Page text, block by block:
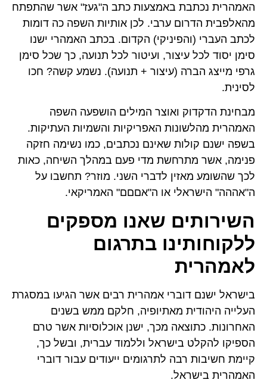
האמהרית נכתבת באמצעות כתב ה"געז" אשר שהתפתח
מהאלפבית הדרום ערבי. לכן אותיות השפה כה דומות
לכתב העברי (והפיניקי) הקדום. בכתב האמהרי ישנו
סימן יסוד לכל עיצור, ועיטור לכל תנועה, כך שכל סימן
גרפי מייצג הברה (עיצור + תנועה). נשמע קשה? חכו
לסינית.
מבחינת הדקדוק ואוצר המילים הושפעה השפה
האמהרית מהלשונות האפריקיות והשמיות העתיקות.
בשפה ישנם קולות שאינם נכתבים, כמו נשימה חזקה
פנימה, אשר מתרחשת מדי פעם במהלך השיחה, כאות
לכך שהשומע מאזין לדברי השני. מוזר? תחשבו על
ה"אההה" הישראלי או ה"אםםם" האמריקאי.
השירותים שאנו מספקים
ללקוחותינו בתרגום
לאמהרית
בישראל ישנם דוברי אמהרית רבים אשר הגיעו במסגרת
העלייה היהודית מאתיופיה, חלקם ממש בשנים
האחרונות. כתוצאה מכך, ישנן אוכלוסיות אשר טרם
הספיקו להקלט בישראל וללמוד עברית, ובשל כך,
קיימת חשיבות רבה לתרגומים ייעודים עבור דוברי
האמהרית בישראל.